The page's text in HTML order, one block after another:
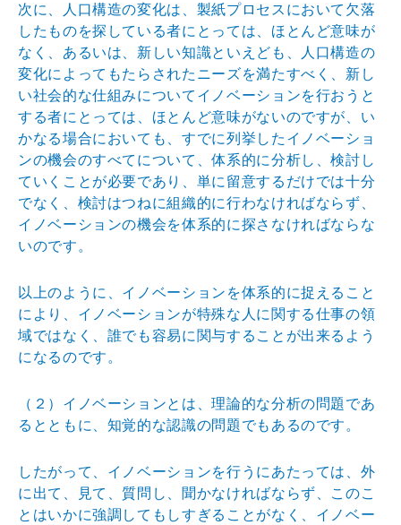
次に、人口構造の変化は、製紙プロセスにおいて欠落
した ものを探している者にとっては、ほとんど意味が
なく、あ るいは、新しい知識といえども、人口構造の
変化によって もたらされたニーズを満たすべく、新し
い社会的な仕組みについてイノベーションを行おうと
する者にとっては、ほとんど意味がないのですが、い
かなる場合においても、すでに列挙したイノベーショ
ンの機会のすべてについて、体系的に分析し、検討し
ていくことが必要であり、単に留意するだけでは十分
でなく、検討はつねに組織的に行わなければならず、
イノベーションの機会を体系的に探さなければならな
いのです。
以上のように、イノベーションを体系的に捉えること
によ り、イノベーションが特殊な人に関する仕事の領
域ではな く、誰でも容易に関与することが出来るよう
になるのです 。
（２）イノベーションとは、理論的な分析の問題であ
ると ともに、知覚的な認識の問題でもあるのです。
したがって、イノベーションを行うにあたっては、外
に出て、見て、質問し、聞かなければならず、このこ
とはいかに強調してもしすぎることがなく、イノベー